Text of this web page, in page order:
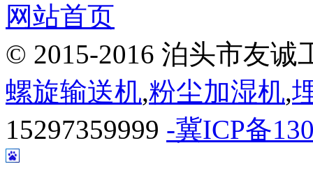
网站首页
© 2015-2016 泊头市友
螺旋输送机,粉尘加湿机,
15297359999 -冀ICP备